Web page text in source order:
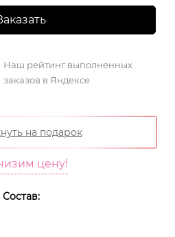
Наш рейтинг выполненных
заказов в Яндексе
на подарок
цену!
Состав: